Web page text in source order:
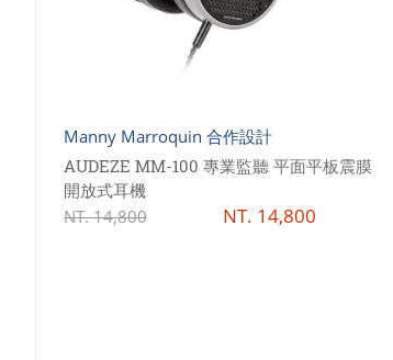
Manny Marroquin 合作設計
AUDEZE MM-100 專業監聽 平面平板震膜
開放式耳機
NT.14,800 NT. 14,800